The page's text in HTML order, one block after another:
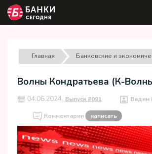
Главная Банковские и
Волны Кондратьева (К-
04.06.2024, Выпуск #091 Вадим
Комментарии написать